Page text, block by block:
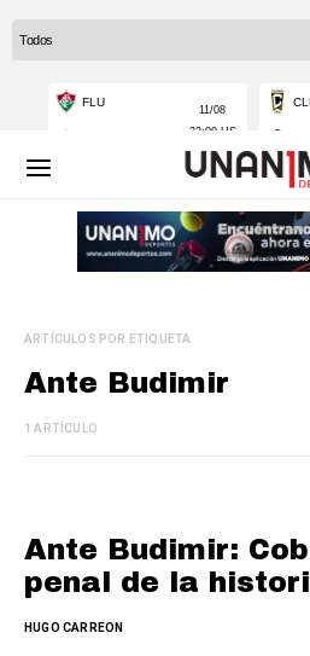
ARTÍCULOS POR ETIQUETA
Ante Budimir
1 ARTÍCULO
Ante Budimir:
penal de la
HUGO CARREON